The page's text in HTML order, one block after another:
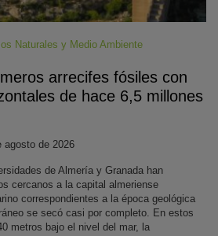
Naturales y Medio Ambiente
arrecifes fósiles con
de hace 6,5 millones
agosto de 2026
de Almería y Granada han
cercanos a la capital almeriense
correspondientes a la época geológica
se secó casi por completo. En estos
metros bajo el nivel del mar, la